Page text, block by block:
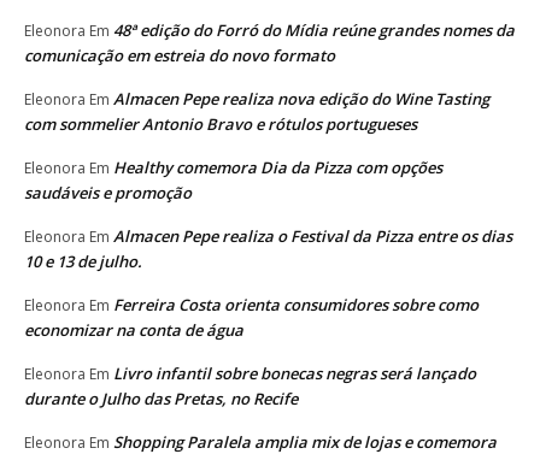
Eleonora Em 48ª edição do Forró do Mídia reúne grandes nomes da
comunicação em estreia do novo formato
Eleonora Em Almacen Pepe realiza nova edição do Wine Tasting
com sommelier Antonio Bravo e rótulos portugueses
Eleonora Em Healthy comemora Dia da Pizza com opções
saudáveis e promoção
Eleonora Em Almacen Pepe realiza o Festival da Pizza entre os dias
10 e 13 de julho.
Eleonora Em Ferreira Costa orienta consumidores sobre como
economizar na conta de água
Eleonora Em Livro infantil sobre bonecas negras será lançado
durante o Julho das Pretas, no Recife
Eleonora Em Shopping Paralela amplia mix de lojas e comemora